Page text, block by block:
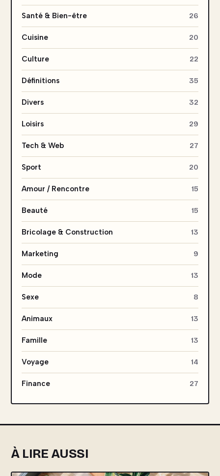
Santé & Bien-être 26
Cuisine 20
Culture 22
Définitions 35
Divers 32
Loisirs 29
Tech & Web 27
Sport 20
Amour / Rencontre 15
Beauté 15
Bricolage & Construction 13
Marketing 9
Mode 13
Sexe 8
Animaux 13
Famille 13
Voyage 14
Finance 27
À LIRE AUSSI